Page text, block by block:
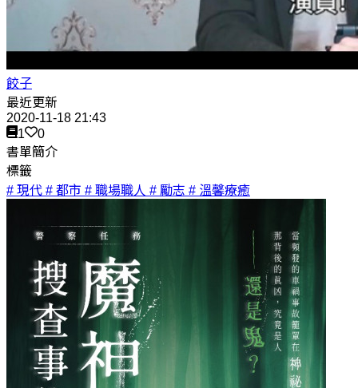
餃子
最近更新
2020-11-18 21:43
1
0
書單簡介
標籤
# 現代 # 都市 # 職場職人 # 勵志 # 溫馨療癒